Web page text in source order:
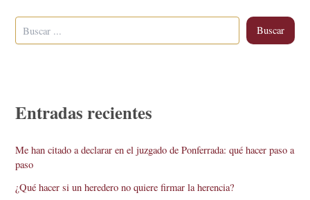
Buscar
Entradas recientes
Me han citado a declarar en el juzgado de Ponferrada: qué hacer paso a
paso
¿Qué hacer si un heredero no quiere firmar la herencia?